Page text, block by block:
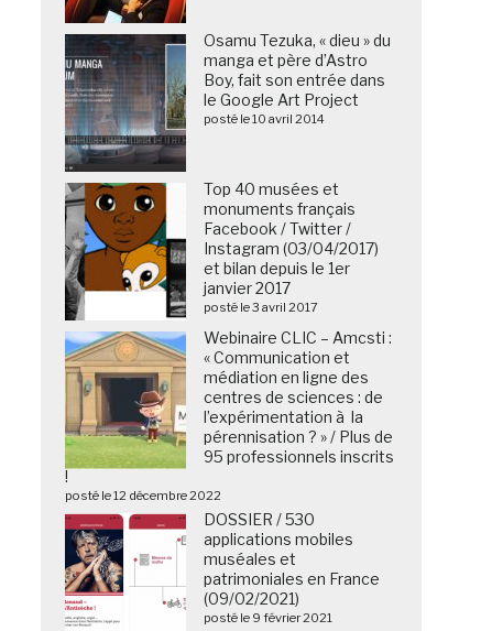
Osamu Tezuka, « dieu » du
manga et père d’Astro
Boy, fait son entrée dans
le Google Art Project
posté le 10 avril 2014
Top 40 musées et
monuments français
Facebook / Twitter /
Instagram (03/04/2017)
et bilan depuis le 1er
janvier 2017
posté le 3 avril 2017
Webinaire CLIC – Amcsti :
« Communication et
médiation en ligne des
centres de sciences : de
l’expérimentation à la
pérennisation ? » / Plus de
95 professionnels inscrits
!
posté le 12 décembre 2022
DOSSIER / 530
applications mobiles
muséales et
patrimoniales en France
(09/02/2021)
posté le 9 février 2021